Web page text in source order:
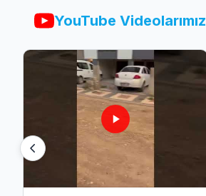
YouTube Videolarımız